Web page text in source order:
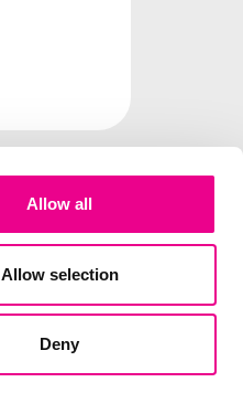
Allow all
Allow selection
Deny